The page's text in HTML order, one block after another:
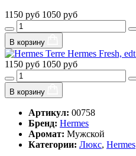
1150 руб 1050 руб
В корзину
1150 руб 1050 руб
В корзину
Артикул: 00758
Бренд: Hermes
Аромат: Мужской
Категории: Люкс, Hermes